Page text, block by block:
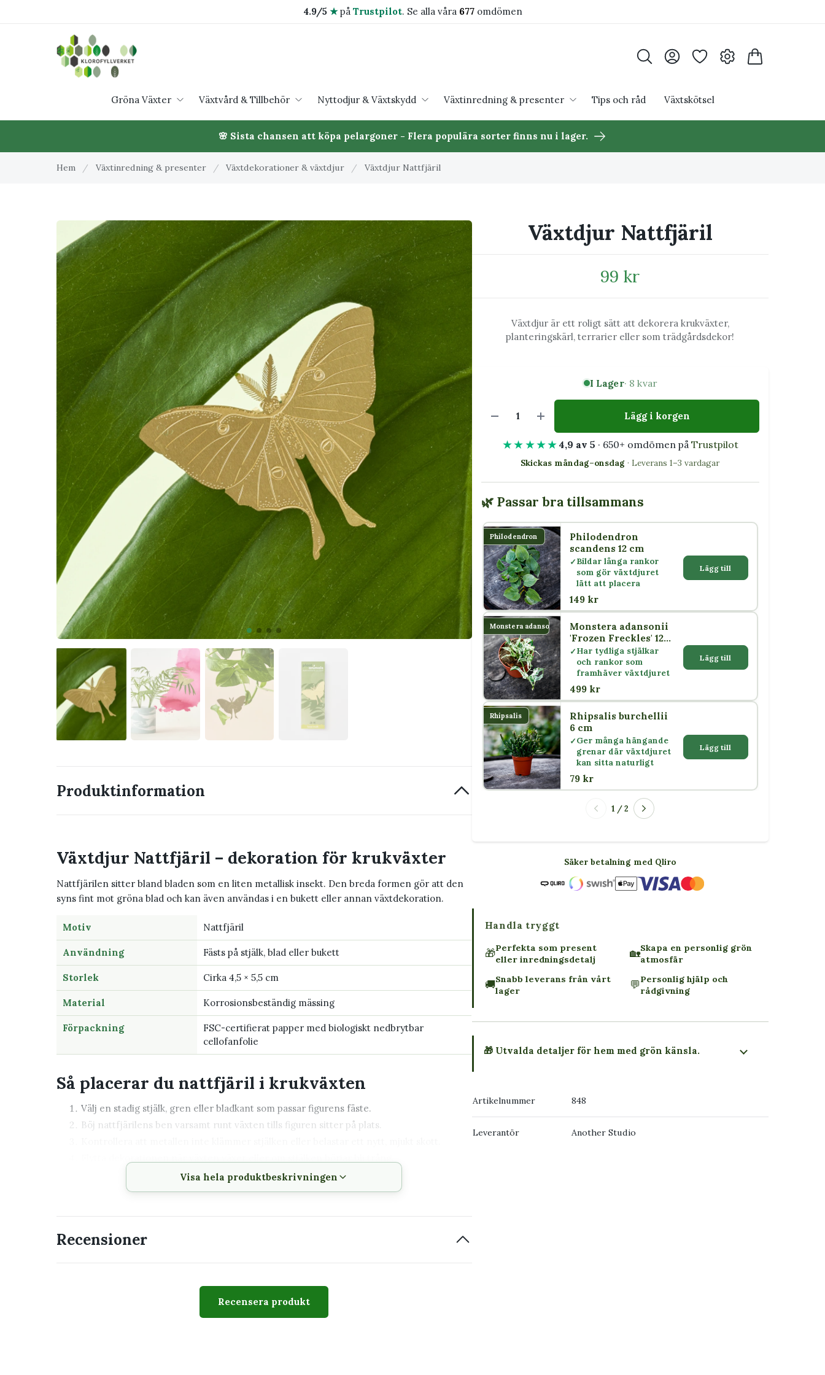
4.9/5 ★på Trustpilot. Se alla våra 677omdömen
Gröna Växter Växtvård & Tillbehör Nyttodjur & Växtskydd Växtinredning & presenter Tips och råd Växtskötsel
🌸 Sista chansen att köpa pelargoner - Flera populära sorter finns nu i lager.
Hem / Växtinredning & presenter / Växtdekorationer & växtdjur / Växtdjur Nattfjäril
Produktinformation
Växtdjur Nattfjäril – dekoration för krukväxter
Nattfjärilen sitter bland bladen som en liten metallisk insekt. Den breda formen gör att den
syns fint mot gröna blad och kan även användas i en bukett eller annan växtdekoration.
Motiv Nattfjäril
Användning Fästs på stjälk, blad eller bukett
Storlek Cirka 4,5 × 5,5 cm
Material Korrosionsbeständig mässing
Förpackning
FSC-certifierat papper med biologiskt nedbrytbar
cellofanfolie
Så placerar du nattfjäril i krukväxten
Välj en stadig stjälk, gren eller bladkant som passar figurens fäste.
Böj nattfjärilens ben varsamt runt växten tills figuren sitter på plats.
Placera utan att skada växten
Växtdjuret passar som en mindre present, inflyttningsgåva eller detalj tillsammans med en
krukväxt. Det kan flyttas mellan olika växter och kräver varken jord, vatten eller montering.
Visa hela produktbeskrivningen
Recensioner
Recensera produkt
Växtdjur Nattfjäril
99 kr
Växtdjur är ett roligt sätt att dekorera krukväxter,
planteringskärl, terrarier eller som trädgårdsdekor!
I Lager· 8 kvar
Lägg i korgen
★★★★★ 4,9 av 5 · 650+ omdömen på Trustpilot
Skickas måndag–onsdag · Leverans 1–3 vardagar
🌿 Passar bra tillsammans
Philodendron
Philodendron
scandens 12 cm
Bildar långa rankor
som gör växtdjuret
lätt att placera
149 kr
Lägg till
Monstera adansonii
Monstera adansonii
'Frozen Freckles' 12
cmHar tydliga stjälkar
och rankor som
framhäver växtdjuret
499 kr
Lägg till
Rhipsalis
Rhipsalis burchellii
6 cm
Ger många hängande
grenar där växtdjuret
kan sitta naturligt
79 kr
Lägg till
1 / 2
Säker betalning med Qliro
Handla tryggt
🎁Perfekta som present
eller inredningsdetalj
🏡Skapa en personlig grön
atmosfär
🚚Snabb leverans från vårt
lager
💬Personlig hjälp och
rådgivning
🎁 Utvalda detaljer för hem med grön känsla.
Artikelnummer 848
Leverantör Another Studio